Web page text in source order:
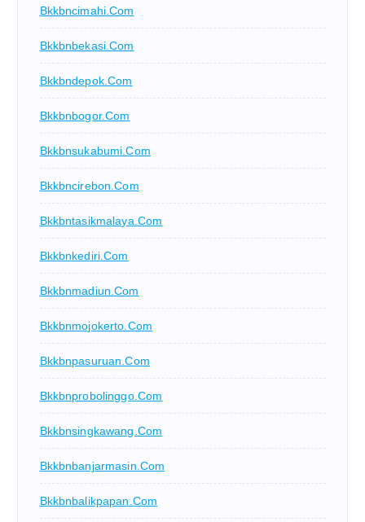
Bkkbncimahi.com
Bkkbnbekasi.com
Bkkbndepok.com
Bkkbnbogor.com
Bkkbnsukabumi.com
Bkkbncirebon.com
Bkkbntasikmalaya.com
Bkkbnkediri.com
Bkkbnmadiun.com
Bkkbnmojokerto.com
Bkkbnpasuruan.com
Bkkbnprobolinggo.com
Bkkbnsingkawang.com
Bkkbnbanjarmasin.com
Bkkbnbalikpapan.com